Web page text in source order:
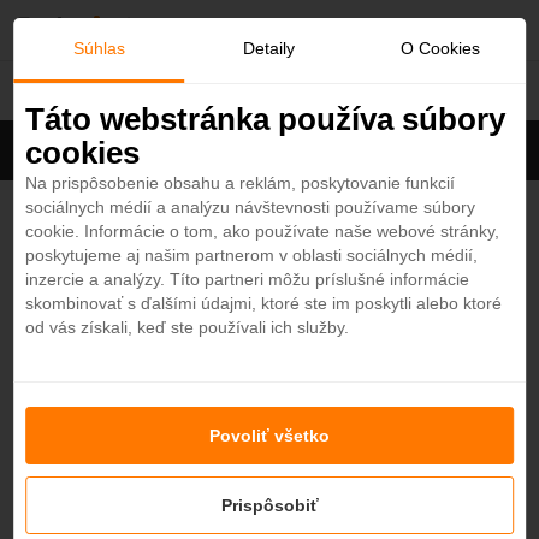
ú
Turecko
Filter
Zobrazených 1z 20 hotelov Zobraziť všetky
Fame Residence Kemer And Spa 5*
4,5
Turecko - Plážový hotel
Nenašli ste hotel podľa svojich predstáv?
Zobraziť hotely
Súhlas Detaily O Cookies
Táto webstránka používa súbory
cookies
Na prispôsobenie obsahu a reklám, poskytovanie funkcií
sociálnych médií a analýzu návštevnosti používame súbory
cookie. Informácie o tom, ako používate naše webové stránky,
poskytujeme aj našim partnerom v oblasti sociálnych médií,
inzercie a analýzy. Títo partneri môžu príslušné informácie
skombinovať s ďalšími údajmi, ktoré ste im poskytli alebo ktoré
od vás získali, keď ste používali ich služby.
Prispôsobiť
Povoliť všetko